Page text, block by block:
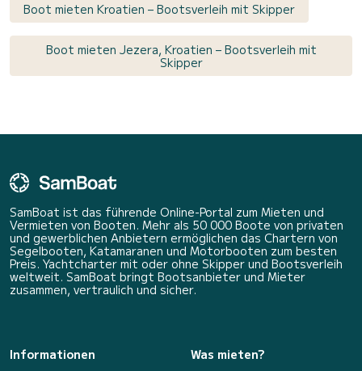
Boot mieten Kroatien – Bootsverleih mit Skipper
Boot mieten Jezera, Kroatien – Bootsverleih mit
Skipper
SamBoat ist das führende Online-Portal zum Mieten und
Vermieten von Booten. Mehr als 50 000 Boote von privaten
und gewerblichen Anbietern ermöglichen das Chartern von
Segelbooten, Katamaranen und Motorbooten zum besten
Preis. Yachtcharter mit oder ohne Skipper und Bootsverleih
weltweit. SamBoat bringt Bootsanbieter und Mieter
zusammen, vertraulich und sicher.
Informationen
Was mieten?